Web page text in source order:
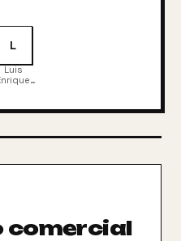
si gana el premio.
L
Luis
comercial